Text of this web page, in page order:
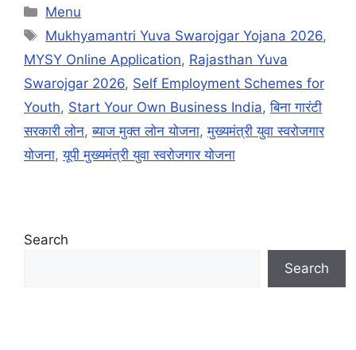
Categories
Menu
Tags
Mukhyamantri Yuva Swarojgar Yojana 2026,
MYSY Online Application, Rajasthan Yuva
Swarojgar 2026, Self Employment Schemes for
Youth, Start Your Own Business India,बिना गारंटी
सरकारी लोन,ब्याज मुक्त लोन योजना,मुख्यमंत्री युवा स्वरोजगार
योजना,यूपी मुख्यमंत्री युवा स्वरोजगार योजना
Search
Search